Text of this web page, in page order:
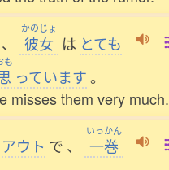
、
かのじょ
彼女 は とても
も
っています。
misses them very much.
アウト で 、
いっかん
一巻